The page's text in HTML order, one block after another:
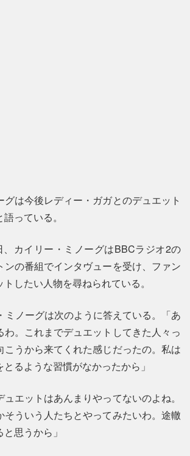
グは今後レディー・ガガとのデュエット
っている。
カイリー・ミノーグはBBCラジオ2の
ンの番組でインタヴューを受け、ファン
したい人物を尋ねられている。
ミノーグは次のように答えている。「あ
わ。これまでデュエットしてきた人々っ
こうから来てくれた感じだったの。私は
るような習慣がなかったから」
ュエットはあんまりやってないのよね。
そういう人たちとやってみたいわ。途轍
思うから」